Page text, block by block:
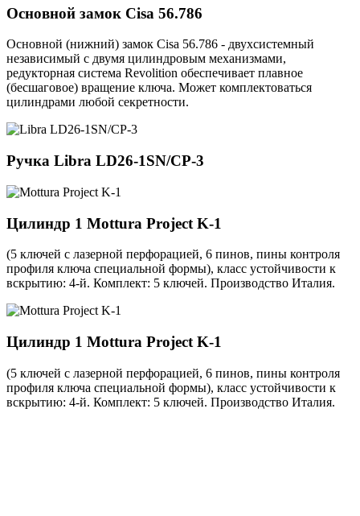
Основной замок Cisa 56.786
Основной (нижний) замок Cisa 56.786 - двухсистемный
независимый с двумя цилиндровым механизмами,
редукторная система Revolition обеспечивает плавное
(бесшаговое) вращение ключа. Может комплектоваться
цилиндрами любой секретности.
Ручка Libra LD26-1SN/CP-3
Цилиндр 1 Mottura Project K-1
(5 ключей с лазерной перфорацией, 6 пинов, пины контроля
профиля ключа специальной формы), класс устойчивости к
вскрытию: 4-й. Комплект: 5 ключей. Производство Италия.
Цилиндр 1 Mottura Project K-1
(5 ключей с лазерной перфорацией, 6 пинов, пины контроля
профиля ключа специальной формы), класс устойчивости к
вскрытию: 4-й. Комплект: 5 ключей. Производство Италия.